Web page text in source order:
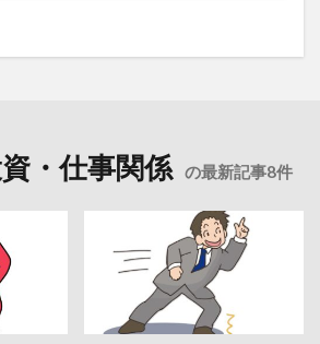
・仕事関係 の最新記事8件